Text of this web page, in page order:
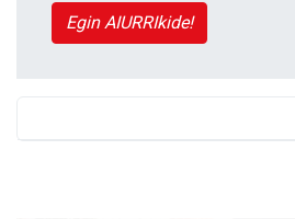
Egin AIURRIkide!